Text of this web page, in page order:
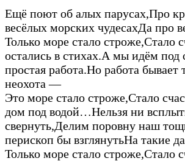
Ещё поют об алых парусах,Про
весёлых морских чудесахДа про
Только море стало строже,Стало
остались в стихах.А мы идём под
простая работа.Но работа
неохота —
Это море стало строже,Стало
дом под водой…Нельзя ни
свернуть,Делим поровну наш
перископ бы взглянутьНа такие
Только море стало строже,Стало